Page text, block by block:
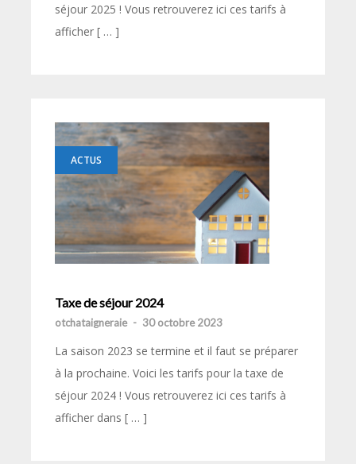
séjour 2025 ! Vous retrouverez ici ces tarifs à
afficher [ … ]
ACTUS
Taxe de séjour 2024
otchataigneraie - 30 octobre 2023
La saison 2023 se termine et il faut se préparer
à la prochaine. Voici les tarifs pour la taxe de
séjour 2024 ! Vous retrouverez ici ces tarifs à
afficher dans [ … ]